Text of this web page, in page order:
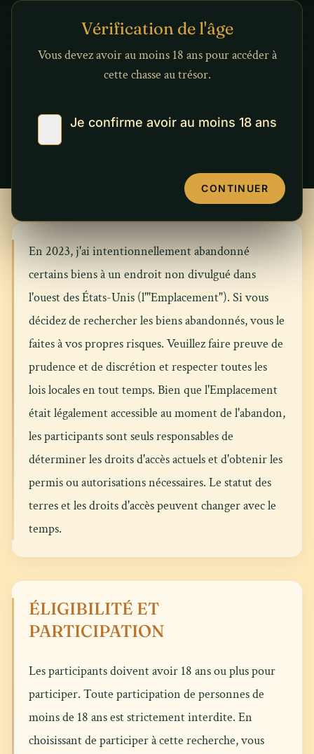
Aller au contenu
Vérification de l'âge
Vous devez avoir au moins 18 ans pour accéder à
cette chasse au trésor.
Je confirme avoir au moins 18 ans
CONTINUER
Informations légales
DERNIÈRE MISE À JOUR: 21 SEPTEMBRE 2025
En 2023, j'ai intentionnellement abandonné
certains biens à un endroit non divulgué dans
l'ouest des États-Unis (l'"Emplacement"). Si vous
décidez de rechercher les biens abandonnés, vous le
faites à vos propres risques. Veuillez faire preuve de
prudence et de discrétion et respecter toutes les
lois locales en tout temps. Bien que l'Emplacement
était légalement accessible au moment de l'abandon,
les participants sont seuls responsables de
déterminer les droits d'accès actuels et d'obtenir les
permis ou autorisations nécessaires. Le statut des
terres et les droits d'accès peuvent changer avec le
temps.
ÉLIGIBILITÉ ET
PARTICIPATION
Les participants doivent avoir 18 ans ou plus pour
participer. Toute participation de personnes de
moins de 18 ans est strictement interdite. En
choisissant de participer à cette recherche, vous